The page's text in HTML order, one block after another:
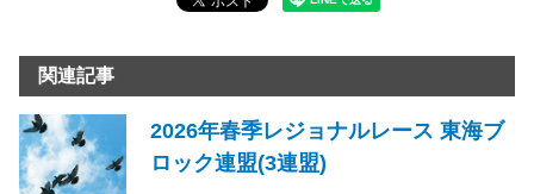
関連記事
2026年春季レジョナルレース 東海ブ
ロック連盟(3連盟)